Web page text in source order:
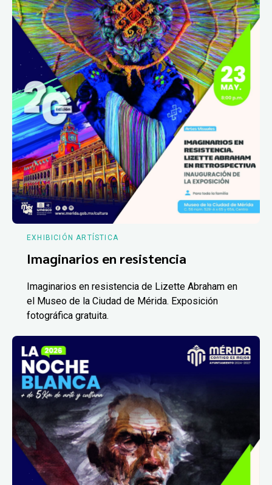
EXHIBICIÓN ARTÍSTICA
Imaginarios en resistencia
Imaginarios en resistencia de Lizette Abraham en
el Museo de la Ciudad de Mérida. Exposición
fotográfica gratuita.